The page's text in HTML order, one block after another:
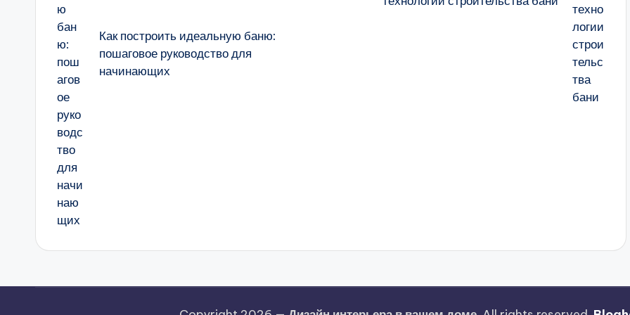
Как построить идеальную баню:
пошаговое руководство для
начинающих